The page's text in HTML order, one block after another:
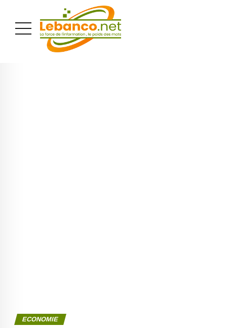
ECONOMIE